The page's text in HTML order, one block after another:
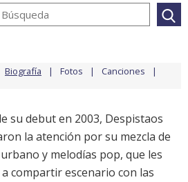
Biografía Fotos Canciones
su debut en 2003, Despistaos
la atención por su mezcla de
y melodías pop, que les
compartir escenario con las